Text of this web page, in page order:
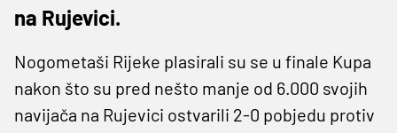
na Rujevici.
Nogometaši Rijeke plasirali su se u finale Kupa
nakon što su pred nešto manje od 6.000 svojih
navijača na Rujevici ostvarili 2-0 pobjedu protiv